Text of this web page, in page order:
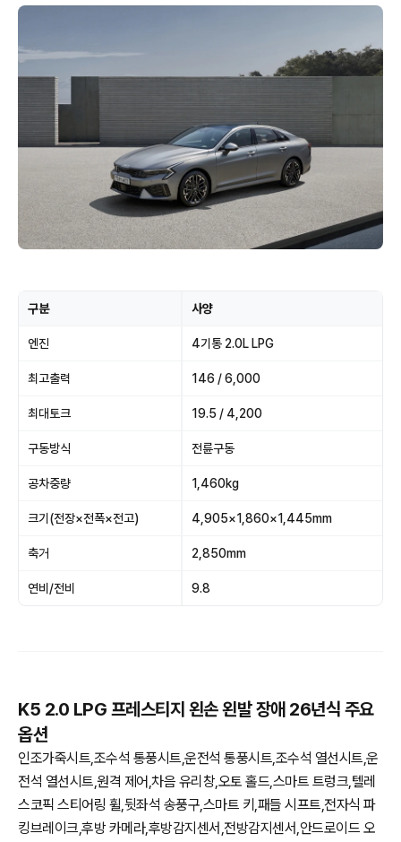
구분 사양
엔진 4기통 2.0L LPG
최고출력 146 / 6,000
최대토크 19.5 / 4,200
구동방식 전륜구동
공차중량 1,460kg
크기(전장×전폭×전고) 4,905×1,860×1,445mm
축거 2,850mm
연비/전비 9.8
K5 2.0 LPG 프레스티지 왼손 왼발 장애 26년식 주요
옵션
인조가죽시트,조수석 통풍시트,운전석 통풍시트,조수석 열선시트,운
전석 열선시트,원격 제어,차음 유리창,오토 홀드,스마트 트렁크,텔레
스코픽 스티어링 휠,뒷좌석 송풍구,스마트 키,패들 시프트,전자식 파
킹브레이크,후방 카메라,후방감지센서,전방감지센서,안드로이드 오